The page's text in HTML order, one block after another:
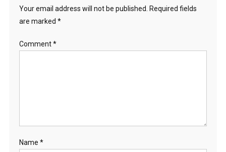
Your email address will not be published. Required fields
are marked *
Comment*
Name *